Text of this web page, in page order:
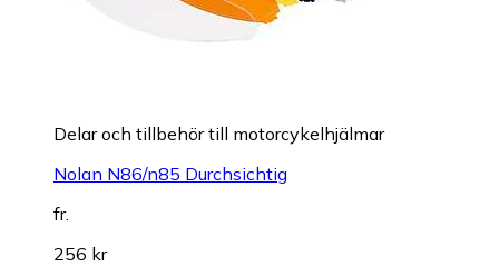
Delar och tillbehör till motorcykelhjälmar
Nolan N86/n85 Durchsichtig
fr.
256 kr